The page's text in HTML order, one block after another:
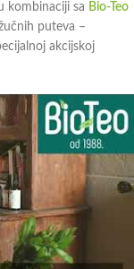
kombinaciji sa Bio-Teo
puteva –
akcijskoj